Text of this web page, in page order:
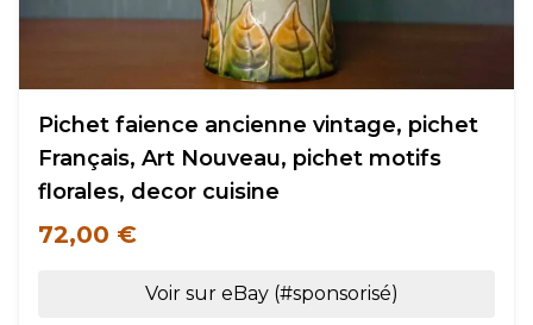
Pichet faience ancienne vintage, pichet
Français, Art Nouveau, pichet motifs
florales, decor cuisine
72,00 €
Voir sur eBay (#sponsorisé)